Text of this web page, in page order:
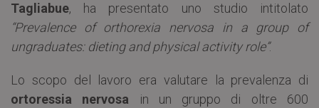
Tagliabue, ha presentato uno studio intitolato
“Prevalence of orthorexia nervosa in a group of
ungraduates: dieting and physical activity role”.
Lo scopo del lavoro era valutare la prevalenza di
ortoressia nervosa
in un gruppo di oltre 600